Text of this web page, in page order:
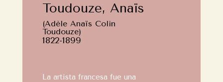
Toudouze, Anaïs
(Adèle Anaïs Colin
Toudouze)
1822-1899
La artista francesa fue una